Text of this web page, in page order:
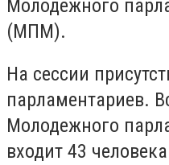
Молодежного
(МПМ).
На сессии
парламентариев.
Молодежного
входит 43